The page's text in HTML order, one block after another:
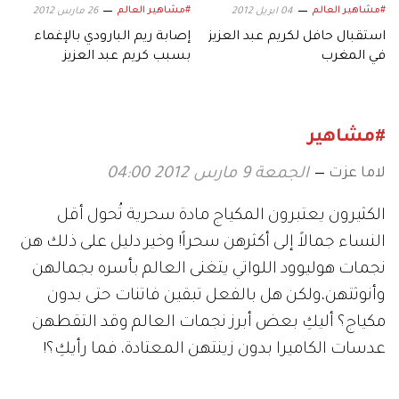
#مشاهير العالم 04 ابريل 2012
استقبال حافل لكريم عبد العزيز
في المغرب
#مشاهير العالم 26 مارس 2012
إصابة ريم البارودي بالإغماء
بسبب كريم عبد العزيز
#مشاهير
لاما عزت الجمعة 9 مارس 2012 04:00
الكثيرون يعتبرون المكياج مادة سحرية تُحول أقل
النساء جمالاً إلى أكثرهن سحراً! وخير دليل على ذلك هن
نجمات هوليوود اللواتي يتغنى العالم بأسره بجمالهن
وأنوثتهن،ولكن هل بالفعل تبقين فاتنات حتى بدون
مكياج؟ أليكِ بعض أبرز نجمات العالم وقد التقطهن
عدسات الكاميرا بدون زينتهن المعتادة، فما رأيكِ؟!